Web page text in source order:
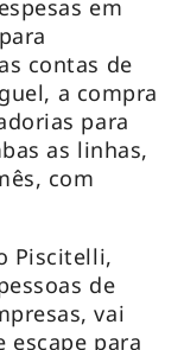
em
contas de
a compra
para
as linhas,
com
Piscitelli,
de
vai
escape para